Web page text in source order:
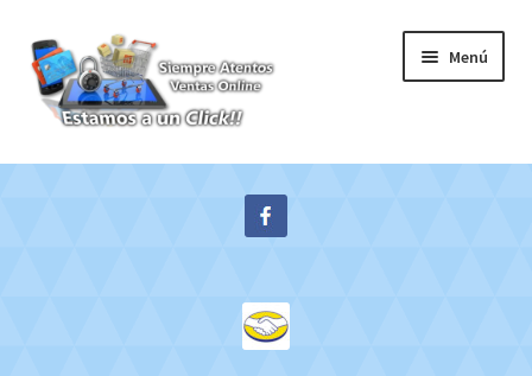
Ir
a
la
navegación
Ir
al
contenido
Menú
Inicio